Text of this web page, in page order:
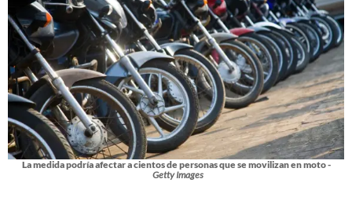
La medida podría afectar a cientos de personas que se movilizan en moto -
Getty Images